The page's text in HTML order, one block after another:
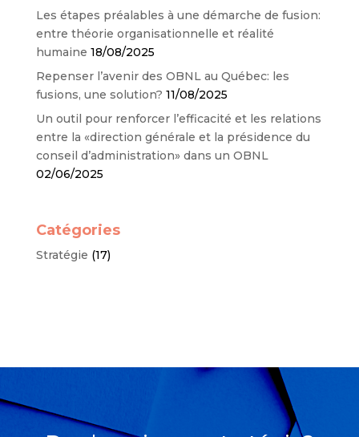
Les étapes préalables à une démarche de fusion:
entre théorie organisationnelle et réalité
humaine 18/08/2025
Repenser l’avenir des OBNL au Québec: les
fusions, une solution? 11/08/2025
Un outil pour renforcer l’efficacité et les relations
entre la «direction générale et la présidence du
conseil d’administration» dans un OBNL
02/06/2025
Catégories
Stratégie (17)